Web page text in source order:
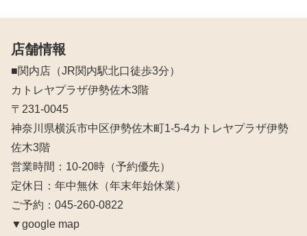
店舗情報
■関内店（JR関内駅北口徒歩3分）
カトレヤプラザ伊勢佐木3階
〒231-0045
神奈川県横浜市中区伊勢佐木町1-5-4カトレヤプラザ伊勢
佐木3階
営業時間：10‐20時（予約優先）
定休日：年中無休（年末年始休業）
ご予約：045-260-0822
▼google map